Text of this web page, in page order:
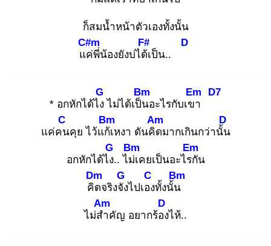
ก็สมน้ำหน้าตัวเองทั้งนั้น
แค่
C#m
พี่น้องยังบ่ได้เ
F#
ป็น..
D
* อกหักได้ไง
G
ไม่ได้เป็น
Bm
อะไรกับเขา
Em D7
แค่คน
C
คุย ไว้แก้เ
Bm
หงา ดันคิด
Am
มากเกินกว่านั้น
D
อกหักได้ไง.
G
. ไม่เ
Bm
คยเป็นอะไรกั
Em
น
คิด
Dm
จริงจัง
G
ไปเอง
C
ทั้งนั้น
Bm
ไม่สำ
Am
คัญ อยากร้อง
D
ไห้..